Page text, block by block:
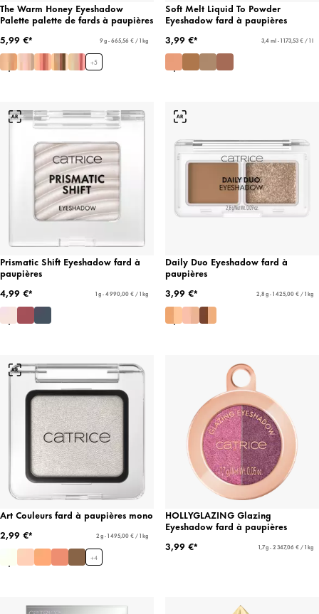
The Warm Honey Eyeshadow
Palette palette de fards à paupières
5,99 €*
9 g - 665,56 € / 1 kg
+5
Soft Melt Liquid To Powder
Eyeshadow fard à paupières
3,99 €*
3,4 ml - 1 173,53 € / 1 l
Prismatic Shift Eyeshadow fard à
paupières
4,99 €*
1 g - 4 990,00 € / 1 kg
Daily Duo Eyeshadow fard à
paupières
3,99 €*
2,8 g - 1 425,00 € / 1 kg
Art Couleurs fard à paupières mono
2,99 €*
2 g - 1 495,00 € / 1 kg
+4
HOLLYGLAZING Glazing
Eyeshadow fard à paupières
3,99 €*
1,7 g - 2 347,06 € / 1 kg